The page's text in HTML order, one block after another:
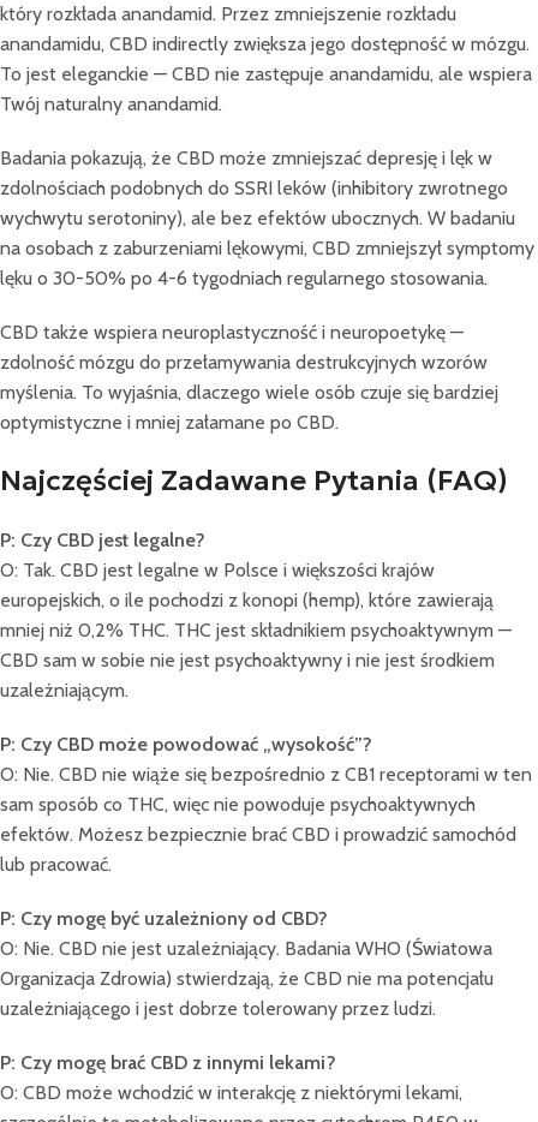
który rozkłada anandamid. Przez zmniejszenie rozkładu
anandamidu, CBD indirectly zwiększa jego dostępność w mózgu.
To jest eleganckie — CBD nie zastępuje anandamidu, ale wspiera
Twój naturalny anandamid.
Badania pokazują, że CBD może zmniejszać depresję i lęk w
zdolnościach podobnych do SSRI leków (inhibitory zwrotnego
wychwytu serotoniny), ale bez efektów ubocznych. W badaniu
na osobach z zaburzeniami lękowymi, CBD zmniejszył symptomy
lęku o 30-50% po 4-6 tygodniach regularnego stosowania.
CBD także wspiera neuroplastyczność i neuropoetykę —
zdolność mózgu do przełamywania destrukcyjnych wzorów
myślenia. To wyjaśnia, dlaczego wiele osób czuje się bardziej
optymistyczne i mniej załamane po CBD.
Najczęściej Zadawane Pytania (FAQ)
P: Czy CBD jest legalne?
O: Tak. CBD jest legalne w Polsce i większości krajów
europejskich, o ile pochodzi z konopi (hemp), które zawierają
mniej niż 0,2% THC. THC jest składnikiem psychoaktywnym —
CBD sam w sobie nie jest psychoaktywny i nie jest środkiem
uzależniającym.
P: Czy CBD może powodować „wysokość”?
O: Nie. CBD nie wiąże się bezpośrednio z CB1 receptorami w ten
sam sposób co THC, więc nie powoduje psychoaktywnych
efektów. Możesz bezpiecznie brać CBD i prowadzić samochód
lub pracować.
P: Czy mogę być uzależniony od CBD?
O: Nie. CBD nie jest uzależniający. Badania WHO (Światowa
Organizacja Zdrowia) stwierdzają, że CBD nie ma potencjału
uzależniającego i jest dobrze tolerowany przez ludzi.
P: Czy mogę brać CBD z innymi lekami?
O: CBD może wchodzić w interakcję z niektórymi lekami,